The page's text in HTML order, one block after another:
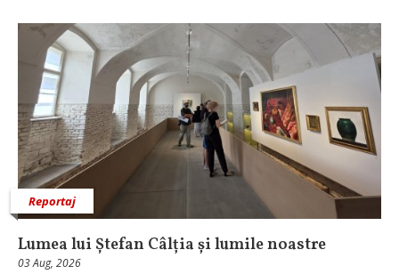
Reportaj
Lumea lui Ștefan Câlția și lumile noastre
03 Aug, 2026